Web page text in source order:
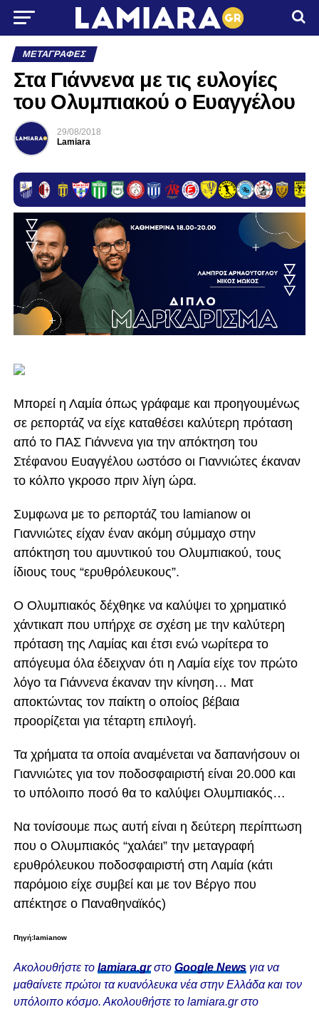
ΜΕΤΑΓΡΑΦΈΣ
Στα Γιάννενα με τις ευλογίες
του Ολυμπιακού ο Ευαγγέλου
29/08/2018
Lamiara
Μπορεί η Λαμία όπως γράφαμε και προηγουμένως
σε ρεπορτάζ να είχε καταθέσει καλύτερη πρόταση
από το ΠΑΣ Γιάννενα για την απόκτηση του
Στέφανου Ευαγγέλου ωστόσο οι Γιαννιώτες έκαναν
το κόλπο γκροσο πριν λίγη ώρα.
Συμφωνα με το ρεπορτάζ του lamianow οι
Γιαννιώτες είχαν έναν ακόμη σύμμαχο στην
απόκτηση του αμυντικού του Ολυμπιακού, τους
ίδιους τους “ερυθρόλευκους”.
Ο Ολυμπιακός δέχθηκε να καλύψει το χρηματικό
χάντικαπ που υπήρχε σε σχέση με την καλύτερη
πρόταση της Λαμίας και έτσι ενώ νωρίτερα το
απόγευμα όλα έδειχναν ότι η Λαμία είχε τον πρώτο
λόγο τα Γιάννενα έκαναν την κίνηση… Ματ
αποκτώντας τον παίκτη ο οποίος βέβαια
προορίζεται για τέταρτη επιλογή.
Τα χρήματα τα οποία αναμένεται να δαπανήσουν οι
Γιαννιώτες για τον ποδοσφαιριστή είναι 20.000 και
το υπόλοιπο ποσό θα το καλύψει Ολυμπιακός…
Να τονίσουμε πως αυτή είναι η δεύτερη περίπτωση
που ο Ολυμπιακός “χαλάει” την μεταγραφή
ερυθρόλευκου ποδοσφαιριστή στη Λαμία (κάτι
παρόμοιο είχε συμβεί και με τον Βέργο που
απέκτησε ο Παναθηναϊκός)
Πηγή:lamianow
Ακολουθήστε το lamiara.grστο Google Newsγια να
μαθαίνετε πρώτοι τα κυανόλευκα νέα στην Ελλάδα και τον
υπόλοιπο κόσμο. Ακολουθήστε το lamiara.gr στο